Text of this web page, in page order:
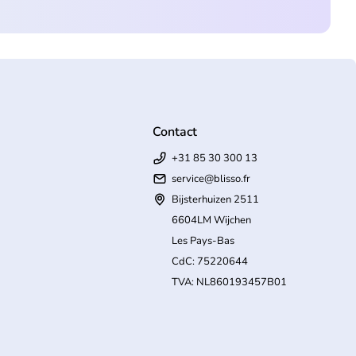
Contact
+31 85 30 300 13
service@blisso.fr
Bijsterhuizen 2511
6604LM Wijchen
Les Pays-Bas
CdC: 75220644
TVA: NL860193457B01